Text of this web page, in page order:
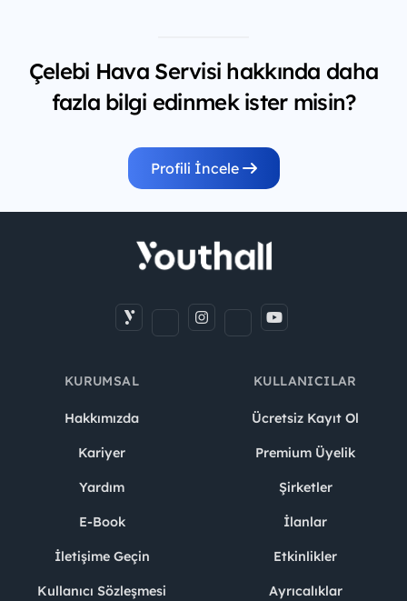
Çelebi Hava Servisi hakkında daha
fazla bilgi edinmek ister misin?
Profili İncele
KURUMSAL
Hakkımızda
Kariyer
Yardım
E-Book
İletişime Geçin
Kullanıcı Sözleşmesi
KULLANICILAR
Ücretsiz Kayıt Ol
Premium Üyelik
Şirketler
İlanlar
Etkinlikler
Ayrıcalıklar